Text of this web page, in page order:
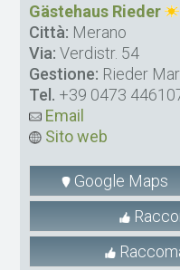
Gästehaus Rieder
Città: Merano
Via: Verdistr. 54
Gestione: Rieder
Tel. +39 0473
Email
Sito web
Google Maps